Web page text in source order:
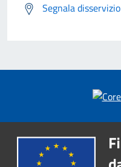
Segnala disservizio